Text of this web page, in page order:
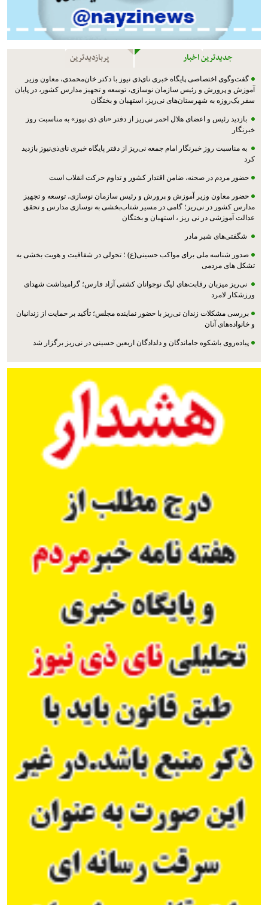
جدیدترین اخبار پربازدیدترین
گفت‌وگوی اختصاصی پایگاه خبری نای‌ذی نیوز با دکتر خان‌محمدی، معاون وزیر
آموزش و پرورش و رئیس سازمان نوسازی، توسعه و تجهیز مدارس کشور، در پایان
سفر یک‌روزه به شهرستان‌های نی‌ریز، استهبان و بختگان
بازدید رئیس و اعضای هلال احمر نی‌ریز از دفتر «نای ذی نیوز» به مناسبت روز
خبرنگار
به مناسبت روز خبرنگار امام جمعه نی‌ریز از دفتر پایگاه خبری نای‌ذی‌نیوز بازدید
کرد
حضور مردم در صحنه، ضامن اقتدار کشور و تداوم حرکت انقلاب است
حضور معاون وزیر آموزش و پرورش و رئیس سازمان نوسازی، توسعه و تجهیز
مدارس کشور در نی‌ریز؛ گامی در مسیر شتاب‌بخشی به نوسازی مدارس و تحقق
عدالت آموزشی در نی ریز ، استهبان و بختگان
شگفتی‌های شیر مادر
صدور شناسه ملی برای مواکب حسینی(ع) ؛ تحولی در شفافیت و هویت بخشی به
تشکل های مردمی
نی‌ریز میزبان رقابت‌های لیگ نوجوانان کشتی آزاد فارس؛ گرامیداشت شهدای
ورزشکار لامرد
بررسی مشکلات زندان نی‌ریز با حضور نماینده مجلس؛ تأکید بر حمایت از زندانیان
و خانواده‌های آنان
پیاده‌روی باشکوه جاماندگان و دلدادگان اربعین حسینی در نی‌ریز برگزار شد